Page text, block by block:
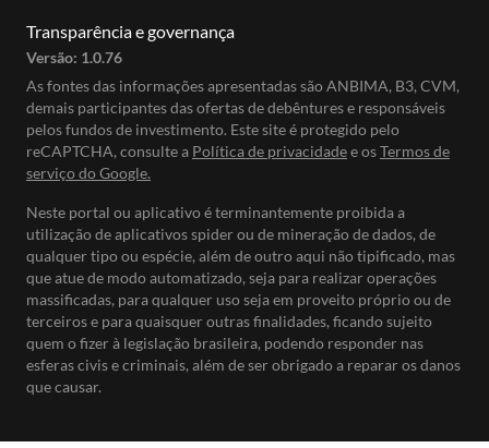
Transparência e governança
Versão: 1.0.76
As fontes das informações apresentadas são ANBIMA, B3, CVM,
demais participantes das ofertas de debêntures e responsáveis
pelos fundos de investimento. Este site é protegido pelo
reCAPTCHA, consulte a Política de privacidadee osTermos de
serviço do Google.
Neste portal ou aplicativo é terminantemente proibida a
utilização de aplicativos spider ou de mineração de dados, de
qualquer tipo ou espécie, além de outro aqui não tipificado, mas
que atue de modo automatizado, seja para realizar operações
massificadas, para qualquer uso seja em proveito próprio ou de
terceiros e para quaisquer outras finalidades, ficando sujeito
quem o fizer à legislação brasileira, podendo responder nas
esferas civis e criminais, além de ser obrigado a reparar os danos
que causar.